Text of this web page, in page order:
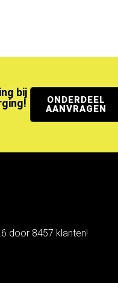
bij
ONDERDEEL
AANVRAGEN
door 8457 klanten!